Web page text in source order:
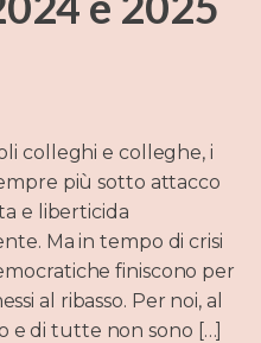
colleghi e colleghe, i
più sotto attacco
e liberticida
Ma in tempo di crisi
finiscono per
al ribasso. Per noi, al
e di tutte non sono […]